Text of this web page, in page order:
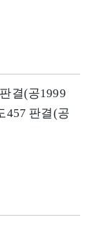
결(공1999
457 판결(공